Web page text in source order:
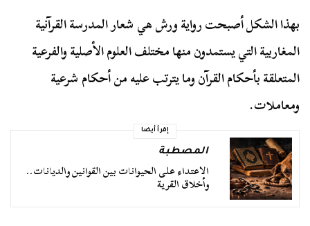
بهذا الشكل أصبحت رواية ورش هي شعار المدرسة القرآنية
المغاربية التي يستمدون منها مختلف العلوم الأصلية والفرعية
المتعلقة بأحكام القرآن وما يترتب عليه من أحكام شرعية
ومعاملات.
إقرأ أيضا
المصطبة
الاعتداء على الحيوانات بين القوانين والديانات..
وأخلاق القرية